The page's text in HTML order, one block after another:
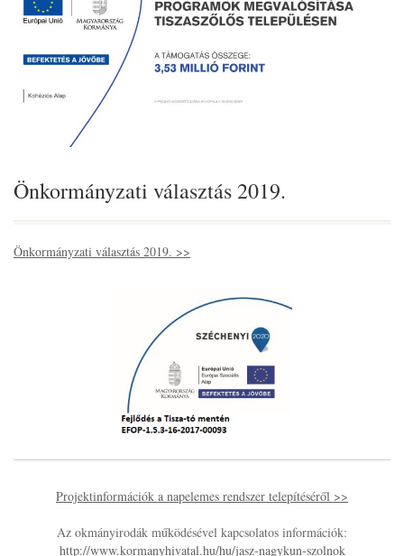
Önkormányzati választás 2019.
Önkormányzati választás 2019. >>
Projektinformációk a napelemes rendszer telepítéséről >>
Az okmányirodák működésével kapcsolatos információk:
http://www.kormanyhivatal.hu/hu/jasz-nagykun-szolnok